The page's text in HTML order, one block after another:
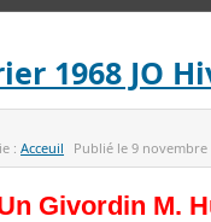
1968 JO
:Acceuil Publié le9 novembre
Givordin M.